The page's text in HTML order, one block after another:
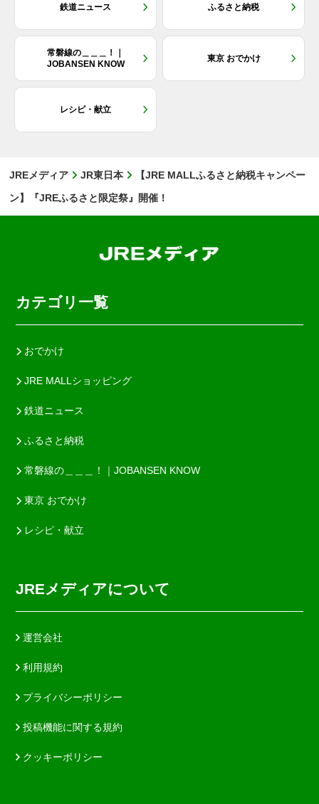
鉄道ニュース ふるさと納税
常磐線の＿＿＿！｜
JOBANSEN KNOW
東京 おでかけ
レシピ・献立
JREメディア JR東日本
【JRE MALLふるさと納税キャンペー
ン】『JREふるさと限定祭』開催！
カテゴリ一覧
おでかけ
JRE MALLショッピング
鉄道ニュース
ふるさと納税
常磐線の＿＿＿！｜JOBANSEN KNOW
東京 おでかけ
レシピ・献立
JREメディアについて
運営会社
利用規約
プライバシーポリシー
投稿機能に関する規約
クッキーポリシー